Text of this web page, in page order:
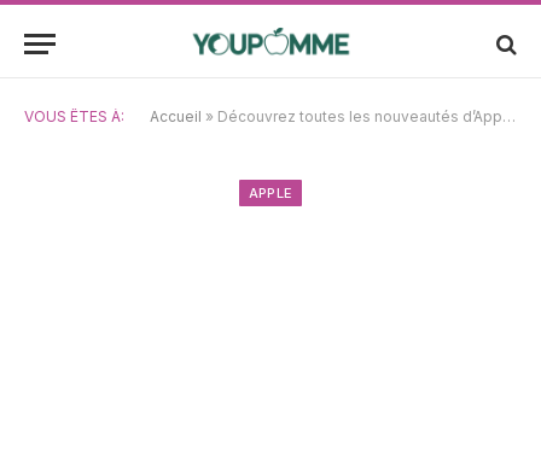
VOUS ÊTES À: Accueil » Découvrez toutes les nouveautés d’Apple Notes dans iOS 26
APPLE